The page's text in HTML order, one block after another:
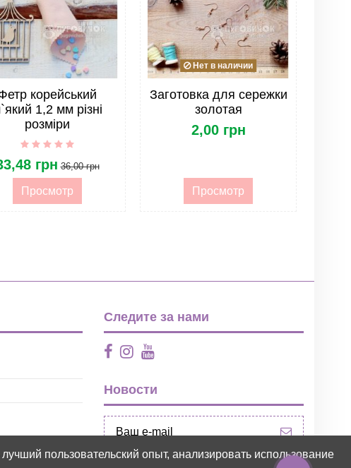
корейський
1,2 мм різні
розміри
грн 36,00 грн
Просмотр
Нет в наличии
Заготовка для сережки
золотая
2,00 грн
Просмотр
Следите за нами
Новости
пользовательский опыт, анализировать использование